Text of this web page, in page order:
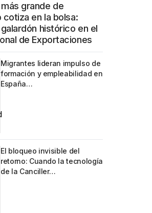
grande de
cotiza en la bolsa:
histórico en el
de Exportaciones
Migrantes lideran impulso de
formación y empleabilidad en
España…
El bloqueo invisible del
retorno: Cuando la tecnología
de la Canciller…